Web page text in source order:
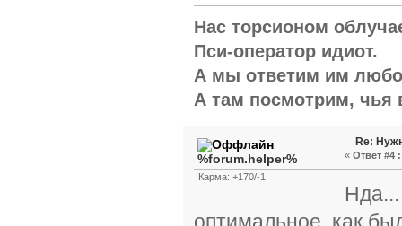
Нас торсионом
Пси-оператор идиот.
А мы ответим им
А там посмотрим, чья
%forum.helper%
Карма: +170/-1
Re:
« Ответ #4 :